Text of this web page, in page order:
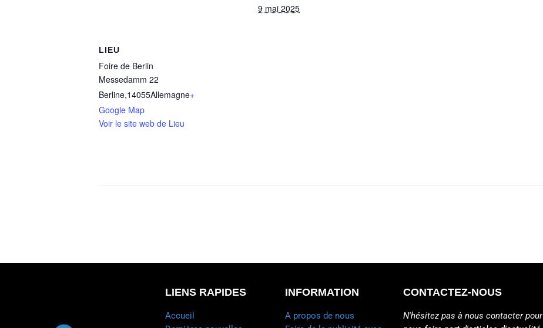
9 mai 2025
LIEU
Foire de Berlin
Messedamm 22
Berline,14055Allemagne+
Google Map
Voir le site web de Lieu
LIENS RAPIDES
Accueil
INFORMATION
A propos de nous
CONTACTEZ-NOUS
N'hésitez pas à nous contacter pour